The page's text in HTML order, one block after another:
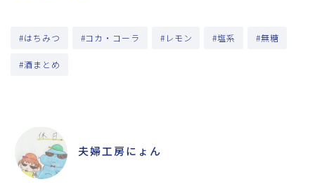
#はちみつ #コカ・コーラ #レモン #塩系 #無糖
#酒まとめ
夫婦工房にょん